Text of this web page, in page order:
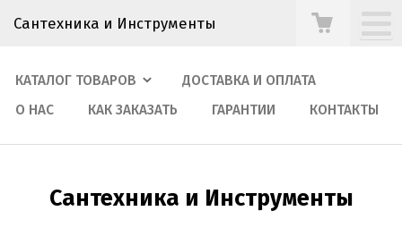
Сантехника и Инструменты
КАТАЛОГ ТОВАРОВ
ДОСТАВКА И ОПЛАТА
О НАС
КАК ЗАКАЗАТЬ ГАРАНТИИ КОНТАКТЫ
Сантехника и Инструменты